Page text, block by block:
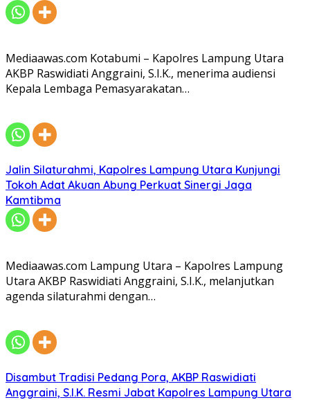
Mediaawas.com Kotabumi – Kapolres Lampung Utara
AKBP Raswidiati Anggraini, S.I.K., menerima audiensi
Kepala Lembaga Pemasyarakatan…
Jalin Silaturahmi, Kapolres Lampung Utara Kunjungi
Tokoh Adat Akuan Abung Perkuat Sinergi Jaga
Kamtibma
Mediaawas.com Lampung Utara – Kapolres Lampung
Utara AKBP Raswidiati Anggraini, S.I.K., melanjutkan
agenda silaturahmi dengan…
Disambut Tradisi Pedang Pora, AKBP Raswidiati
Anggraini, S.I.K. Resmi Jabat Kapolres Lampung Utara